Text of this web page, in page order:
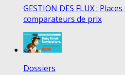
GESTION DES FLUX :
comparateurs de prix
Dossiers